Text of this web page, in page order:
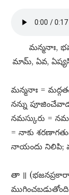
మన్మనాః,
మామ్​, ఏవ,
మన్మనాః =
నన్ను
నమస్కురు =
= నాకు
నాయందు నిలిపి;
తా ॥